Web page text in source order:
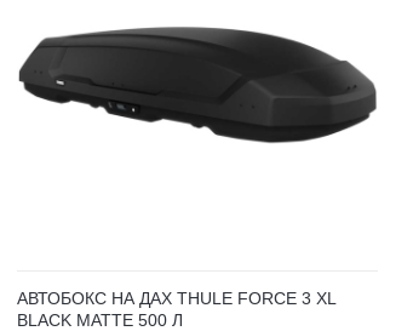
АВТОБОКС НА ДАХ THULE FORCE 3 XL
BLACK MATTE 500 Л